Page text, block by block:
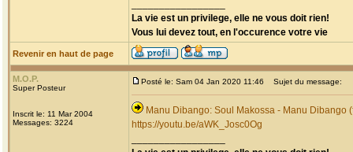
La vie est un privilege, elle ne vous doit rien!
Vous lui devez tout, en l'occurence votre vie
Revenir en haut de page
M.O.P.
Super Posteur
Inscrit le: 11 Mar 2004
Messages: 3224
Posté le: Sam 04 Jan 2020 11:46 Sujet du message:
Manu Dibango: Soul Makossa - Manu Dibango
https://youtu.be/aWK_Josc0Og